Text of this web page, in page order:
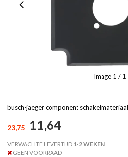
Image 1 / 1
busch-jaeger component schakelmateriaal
23,75 11,64
VERWACHTE LEVERTIJD 1-2 WEKEN
GEEN VOORRAAD